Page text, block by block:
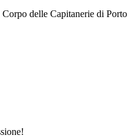
delle Capitanerie di Porto